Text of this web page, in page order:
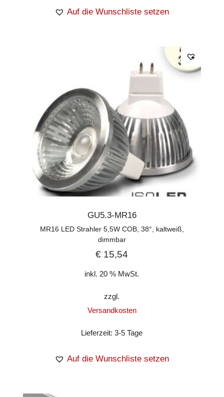
Auf die Wunschliste setzen
GU5.3-MR16
MR16 LED Strahler 5,5W COB, 38°, kaltweiß,
dimmbar
€ 15,54
inkl. 20 % MwSt.
zzgl.
Versandkosten
Lieferzeit:3-5 Tage
Auf die Wunschliste setzen